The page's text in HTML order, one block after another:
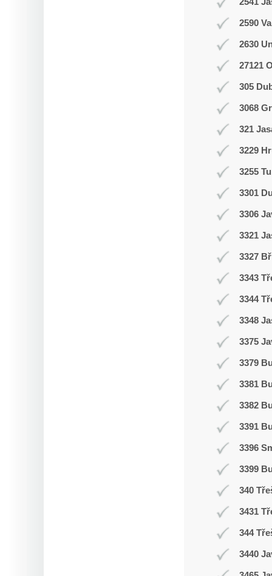
2590
2630
27121
305
3068
321
3229
3255
3301
3306
3321
3327
3343
3344
3348
3375
3379
3381
3382
3391
3396
3399
340
3431
344
3440